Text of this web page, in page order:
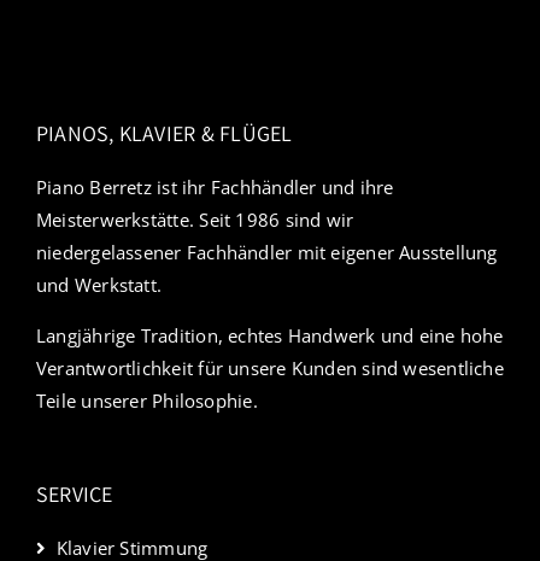
PIANOS, KLAVIER & FLÜGEL
Piano Berretz ist ihr Fachhändler und ihre
Meisterwerkstätte. Seit 1986 sind wir
niedergelassener Fachhändler mit eigener Ausstellung
und Werkstatt.
Langjährige Tradition, echtes Handwerk und eine hohe
Verantwortlichkeit für unsere Kunden sind wesentliche
Teile unserer Philosophie.
SERVICE
Klavier Stimmung